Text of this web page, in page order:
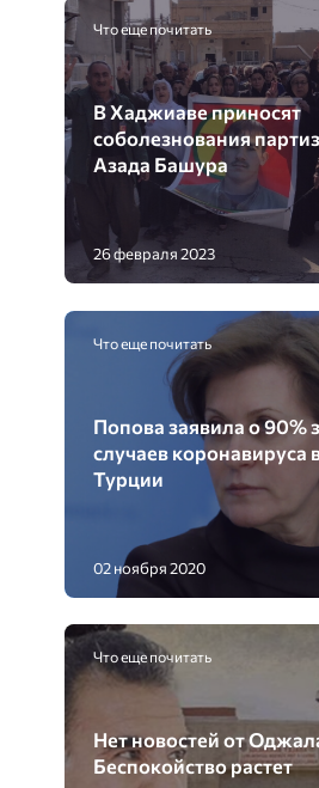
Что еще почитать
В Хаджиаве приносят
соболезнования
Азада Башура
26 февраля 2023
Что еще почитать
Попова заявила о 90%
случаев коронавируса
Турции
02 ноября 2020
Что еще почитать
Нет новостей от
Беспокойство растет